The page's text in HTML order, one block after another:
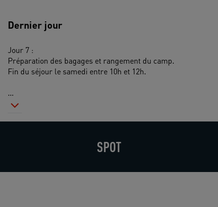
Dernier jour
Jour 7 :
Préparation des bagages et rangement du camp.
Fin du séjour le samedi entre 10h et 12h.
...
SPOT